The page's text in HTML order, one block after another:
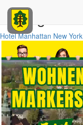
Anzeigen
Hotel Manhattan New York